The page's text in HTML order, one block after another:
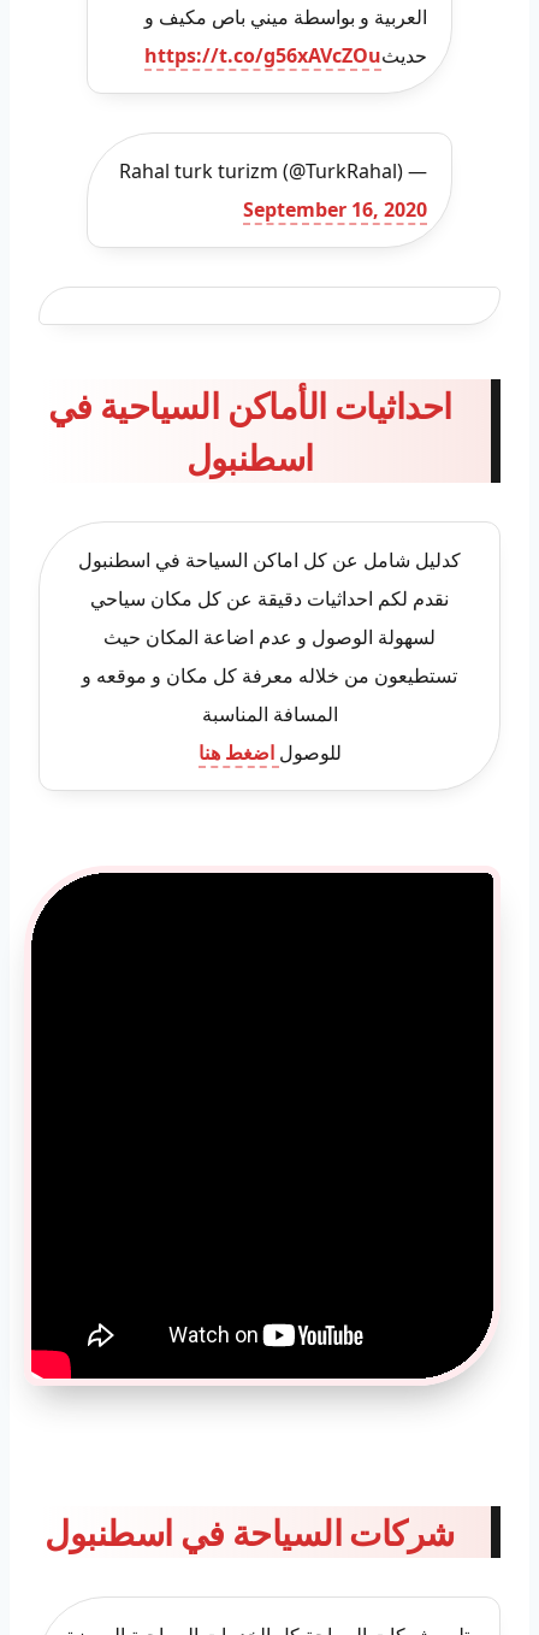
العربية و بواسطة ميني باص مكيف و
حديثhttps://t.co/g56xAVcZOu
— Rahal turk turizm (@TurkRahal)
September 16, 2020
احداثيات الأماكن السياحية في
اسطنبول
كدليل شامل عن كل اماكن السياحة في اسطنبول
نقدم لكم احداثيات دقيقة عن كل مكان سياحي
لسهولة الوصول و عدم اضاعة المكان حيث
تستطيعون من خلاله معرفة كل مكان و موقعه و
المسافة المناسبة
للوصول اضغط هنا
شركات السياحة في اسطنبول